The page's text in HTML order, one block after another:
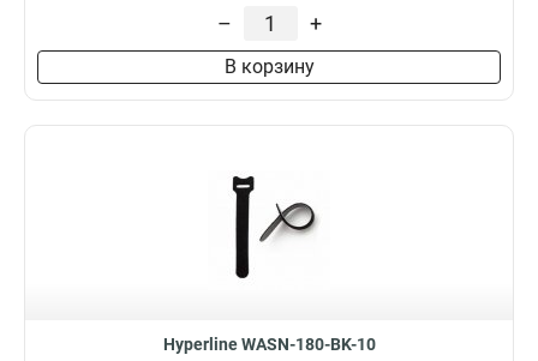
– +
В корзину
Hyperline WASN-180-BK-10